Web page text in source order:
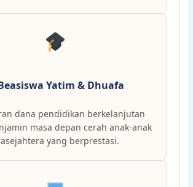
Yatim & Dhuafa
dana pendidikan berkelanjutan
masa depan cerah anak-anak
yang berprestasi.